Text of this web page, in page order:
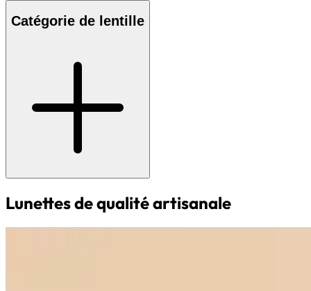
Catégorie de lentille
Lunettes de qualité artisanale